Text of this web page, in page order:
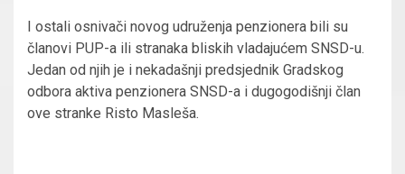
I ostali osnivači novog udruženja penzionera bili su
članovi PUP-a ili stranaka bliskih vladajućem SNSD-u.
Jedan od njih je i nekadašnji predsjednik Gradskog
odbora aktiva penzionera SNSD-a i dugogodišnji član
ove stranke Risto Masleša.